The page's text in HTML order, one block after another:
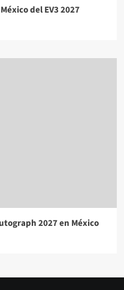
del EV3 2027
2027 en México